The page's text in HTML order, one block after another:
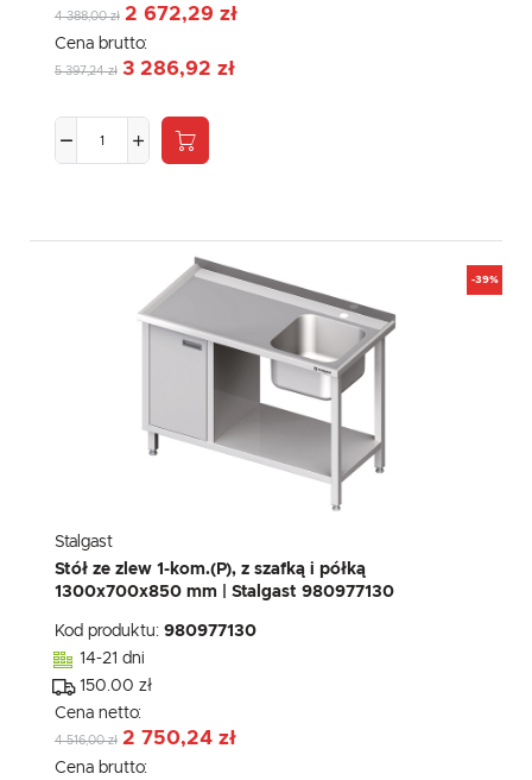
4 388,00 zł 2 672,29 zł
Cena brutto:
5 397,24 zł 3 286,92 zł
-39%
Stalgast
Stół ze zlew 1-kom.(P), z szafką i półką
1300x700x850 mm | Stalgast 980977130
Kod produktu: 980977130
14-21 dni
150.00 zł
Cena netto:
4 516,00 zł 2 750,24 zł
Cena brutto: